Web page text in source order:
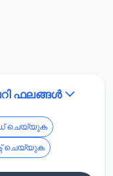
ഫലങ്ങൾ
ചെയ്യുക
ചെയ്യുക